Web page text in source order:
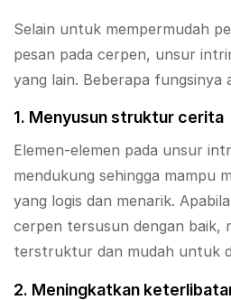
Selain untuk mempermudah
pesan pada cerpen, unsur
yang lain. Beberapa fungsinya
1. Menyusun struktur cerita
Elemen-elemen pada unsur
mendukung sehingga mampu
yang logis dan menarik.
cerpen tersusun dengan baik,
terstruktur dan mudah untuk
2. Meningkatkan